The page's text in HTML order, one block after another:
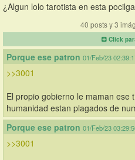
¿Algun lolo tarotista en esta
40 posts y 3
Click
Porque ese patron 01/Feb/23
>>3001
El propio gobierno le maman ese
humanidad estan plagados de
Porque ese patron 01/Feb/23
>>3001